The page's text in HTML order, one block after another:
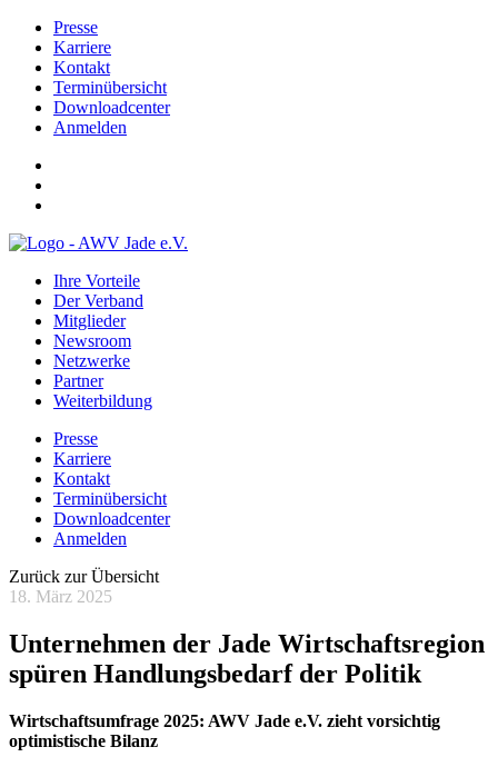
Presse
Karriere
Kontakt
Terminübersicht
Downloadcenter
Anmelden
Ihre Vorteile
Der Verband
Mitglieder
Newsroom
Netzwerke
Partner
Weiterbildung
Presse
Karriere
Kontakt
Terminübersicht
Downloadcenter
Anmelden
Zurück zur Übersicht
18. März 2025
Unternehmen der Jade Wirtschaftsregion
spüren Handlungsbedarf der Politik
Wirtschaftsumfrage 2025: AWV Jade e.V. zieht vorsichtig
optimistische Bilanz